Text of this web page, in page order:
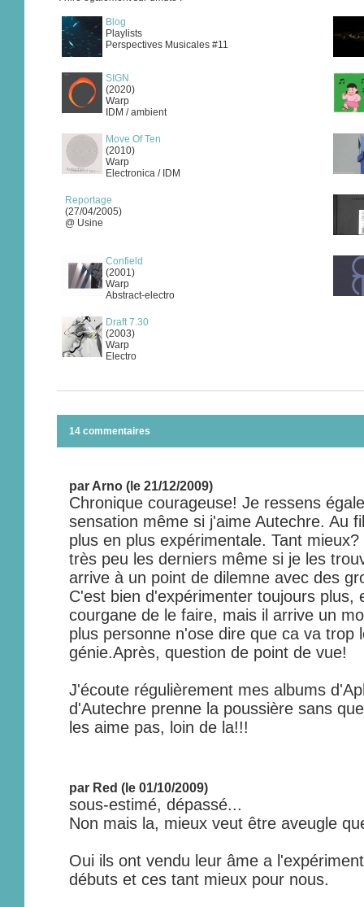
Blog
Playlists
Perspectives Musicales #11
SIGN
(2020)
Warp
IDM / ambient
Move Of Ten
(2010)
Warp
Electronica / IDM
Reportage
(27/04/2005)
@ Usine
Confield
(2001)
Warp
Abstract-electro
Draft 7.30
(2003)
Warp
Electro
14 commentaires
par Arno (le 21/12/2009)
Chronique courageuse! Je ressens
sensation même si j'aime Autechre. Au
plus en plus expérimentale. Tant
très peu les derniers même si je les
arrive à un point de dilemne avec des
C'est bien d'expérimenter toujours plus,
courgane de le faire, mais il arrive un
plus personne n'ose dire que ca va trop
génie.Après, question de point de vue!
J'écoute régulièrement mes albums
d'Autechre prenne la poussière sans
les aime pas, loin de la!!!
par Red (le 01/10/2009)
sous-estimé, dépassé...
Non mais la, mieux veut être aveugle
Oui ils ont vendu leur âme a
débuts et ces tant mieux pour nous.